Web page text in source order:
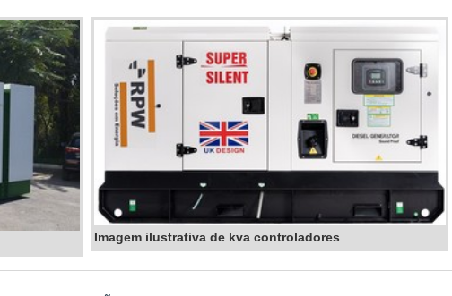
Imagem ilustrativa de kva controladores